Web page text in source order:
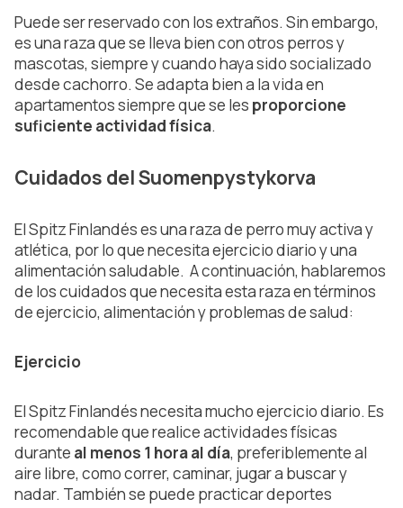
Puede ser reservado con los extraños. Sin embargo,
es una raza que se lleva bien con otros perros y
mascotas, siempre y cuando haya sido socializado
desde cachorro. Se adapta bien a la vida en
apartamentos siempre que se les proporcione
suficiente actividad física.
Cuidados del Suomenpystykorva
El Spitz Finlandés es una raza de perro muy activa y
atlética, por lo que necesita ejercicio diario y una
alimentación saludable. A continuación, hablaremos
de los cuidados que necesita esta raza en términos
de ejercicio, alimentación y problemas de salud:
Ejercicio
El Spitz Finlandés necesita mucho ejercicio diario. Es
recomendable que realice actividades físicas
durante al menos 1 hora al día, preferiblemente al
aire libre, como correr, caminar, jugar a buscar y
nadar. También se puede practicar deportes